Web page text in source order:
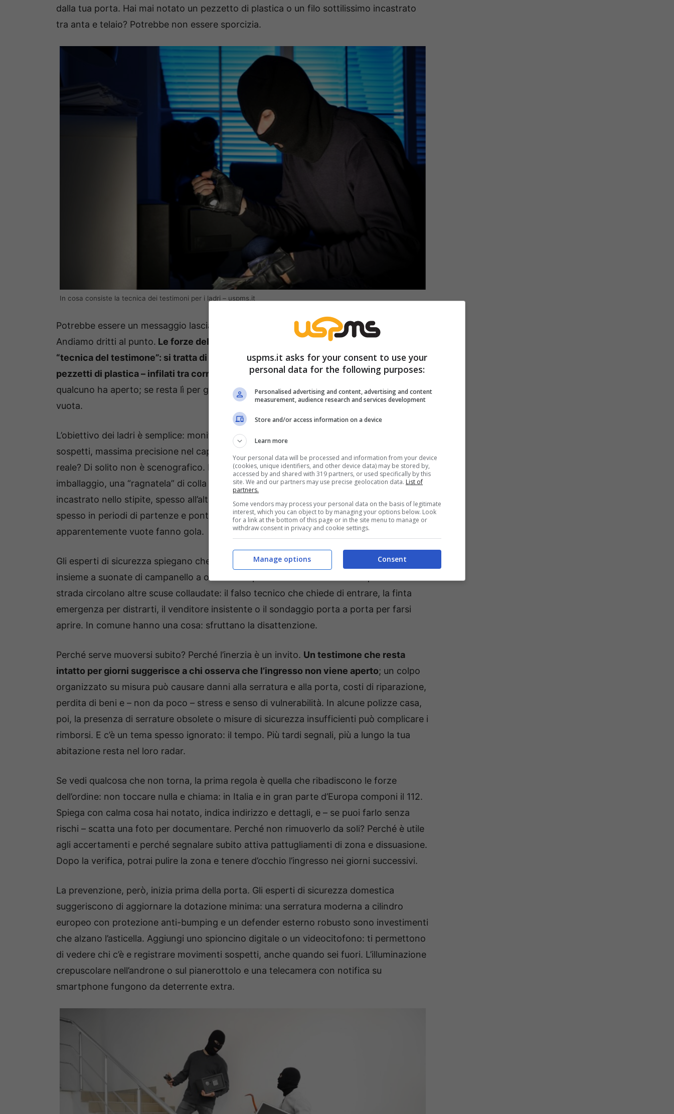
dalla tua porta. Hai mai notato un pezzetto di plastica o un filo sottilissimo incastrato
tra anta e telaio? Potrebbe non essere sporcizia.
In cosa consiste la tecnica dei testimoni per i ladri – uspms.it
Potrebbe essere un messaggio lasciato a chi è pronto a entrare quando non ci sei.
Andiamo dritti al punto. Le forze dell’ordine europee hanno segnalato la cosiddetta
“tecnica del testimone”: si tratta di micro-indicatori – fili di colla, cartoncini minuscoli,
pezzetti di plastica – infilati tra cornice e porta di casa.Se il “testimone” cade,
qualcuno ha aperto; se resta lì per giorni, la casa appare “ferma”, quindi potenzialmente
vuota.
L’obiettivo dei ladri è semplice: monitorare senza farsi notare. Zero rumore, zero
sospetti, massima precisione nel capire quando colpire. Come si presenta nella vita
reale? Di solito non è scenografico. È qualcosa che potresti scambiare per un residuo di
imballaggio, una “ragnatela” di colla quasi invisibile, un frammento sottile e trasparente
incastrato nello stipite, spesso all’altezza della serratura o poco sopra. Capita più
spesso in periodi di partenze e ponti, quando i pianerottoli si svuotano e le case
apparentemente vuote fanno gola.
Gli esperti di sicurezza spiegano che non è l’unica astuzia: talvolta il “testimone” arriva
insieme a suonate di campanello a orari strani per “sentire” se dentro c’è qualcuno. E in
strada circolano altre scuse collaudate: il falso tecnico che chiede di entrare, la finta
emergenza per distrarti, il venditore insistente o il sondaggio porta a porta per farsi
aprire. In comune hanno una cosa: sfruttano la disattenzione.
Perché serve muoversi subito? Perché l’inerzia è un invito. Un testimone che resta
intatto per giorni suggerisce a chi osserva che l’ingresso non viene aperto; un colpo
organizzato su misura può causare danni alla serratura e alla porta, costi di riparazione,
perdita di beni e – non da poco – stress e senso di vulnerabilità. In alcune polizze casa,
poi, la presenza di serrature obsolete o misure di sicurezza insufficienti può complicare i
rimborsi. E c’è un tema spesso ignorato: il tempo. Più tardi segnali, più a lungo la tua
abitazione resta nel loro radar.
Se vedi qualcosa che non torna, la prima regola è quella che ribadiscono le forze
dell’ordine: non toccare nulla e chiama: in Italia e in gran parte d’Europa componi il 112.
Spiega con calma cosa hai notato, indica indirizzo e dettagli, e – se puoi farlo senza
rischi – scatta una foto per documentare. Perché non rimuoverlo da soli? Perché è utile
agli accertamenti e perché segnalare subito attiva pattugliamenti di zona e dissuasione.
Dopo la verifica, potrai pulire la zona e tenere d’occhio l’ingresso nei giorni successivi.
La prevenzione, però, inizia prima della porta. Gli esperti di sicurezza domestica
suggeriscono di aggiornare la dotazione minima: una serratura moderna a cilindro
europeo con protezione anti-bumping e un defender esterno robusto sono investimenti
che alzano l’asticella. Aggiungi uno spioncino digitale o un videocitofono: ti permettono
di vedere chi c’è e registrare movimenti sospetti, anche quando sei fuori. L’illuminazione
crepuscolare nell’androne o sul pianerottolo e una telecamera con notifica su
smartphone fungono da deterrente extra.
uspms.it asks for your consent to use your
personal data for the following purposes:
Personalised advertising and content, advertising and content
measurement, audience research and services development
Store and/or access information on a device
Learn more
Your personal data will be processed and information from your device
(cookies, unique identifiers, and other device data) may be stored by,
accessed by and shared with 319 partners, or used specifically by this
site. We and our partners may use precise geolocation data. List of
partners.
Some vendors may process your personal data on the basis of legitimate
interest, which you can object to by managing your options below. Look
for a link at the bottom of this page or in the site menu to manage or
withdraw consent in privacy and cookie settings.
Consent
Manage options